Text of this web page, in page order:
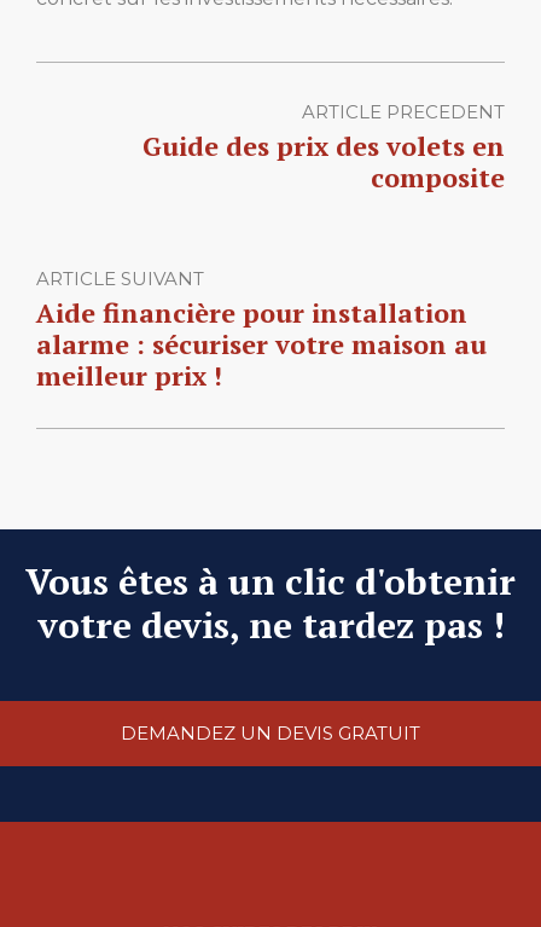
ARTICLE PRECEDENT
Guide des prix des volets en
composite
ARTICLE SUIVANT
Aide financière pour installation
alarme : sécuriser votre maison au
meilleur prix !
Vous êtes à un clic d'obtenir
votre devis, ne tardez pas !
DEMANDEZ UN DEVIS GRATUIT